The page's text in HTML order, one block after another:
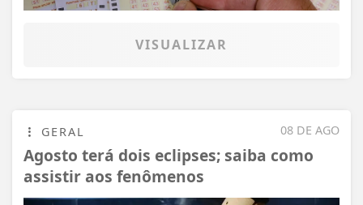
VISUALIZAR
08 DE AGO
GERAL
Agosto terá dois eclipses; saiba como
assistir aos fenômenos